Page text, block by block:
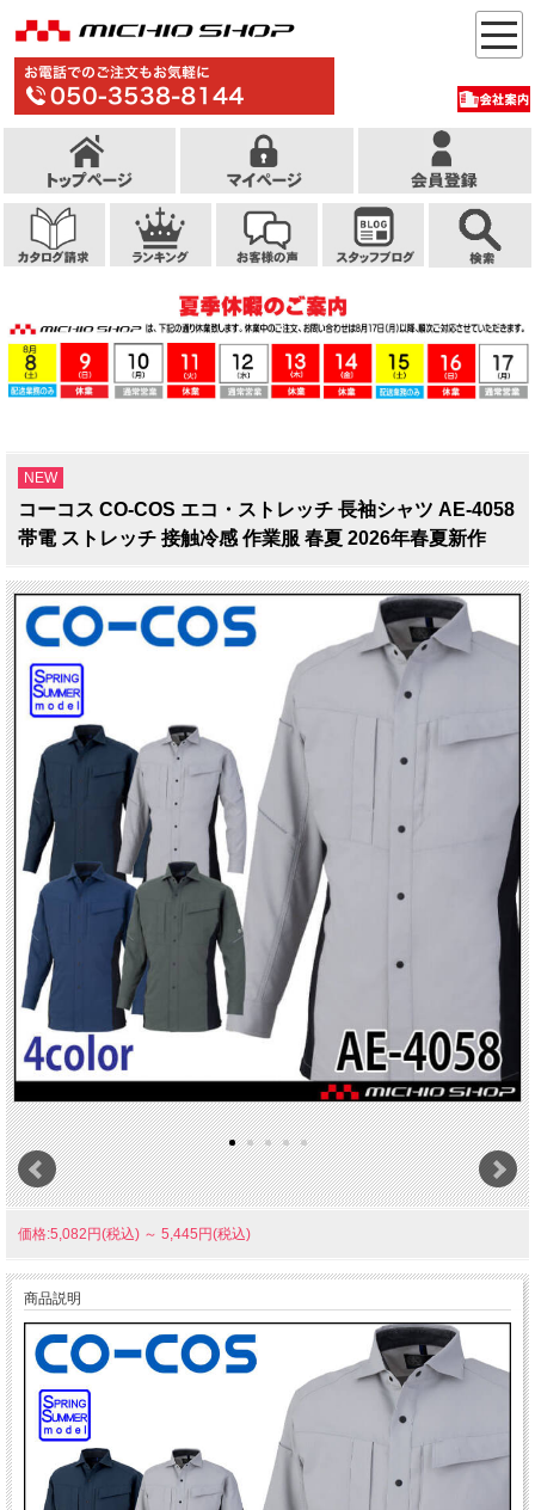
NEW
コーコス CO-COS エコ・ストレッチ 長袖シャツ AE-4058
帯電 ストレッチ 接触冷感 作業服 春夏 2026年春夏新作
価格:5,082円(税込) ～ 5,445円(税込)
商品説明